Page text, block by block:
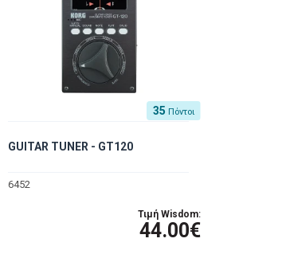
35 Πόντοι
GUITAR TUNER - GT120
6452
Τιμή Wisdom:
44.00€